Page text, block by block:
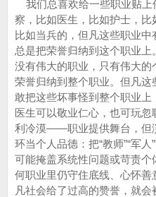
我们总喜欢给一些职业贴上
察，比如医生，比如护士，比
比如当兵的，但凡这些职业中
总是把荣誉归纳到这个职业
没有伟大的职业，只有伟大
荣誉归纳到整个职业。但凡这
敢把这些坏事怪到整个职业上
医生可以敬业仁心，也可玩
利冷漠——职业提供舞台，但
环当个人品德‌：把“教师”“军
可能掩盖系统性问题或苛责
何职业里仍守住底线、心怀
凡社会给了过高的赞誉，就